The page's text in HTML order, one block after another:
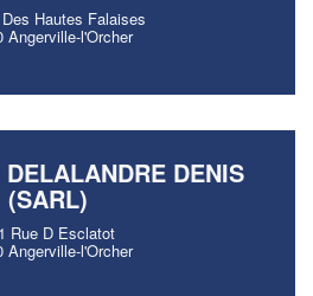
Hautes Falaises
Angerville-l'Orcher
DENIS
(SARL)
Rue D Esclatot
Angerville-l'Orcher